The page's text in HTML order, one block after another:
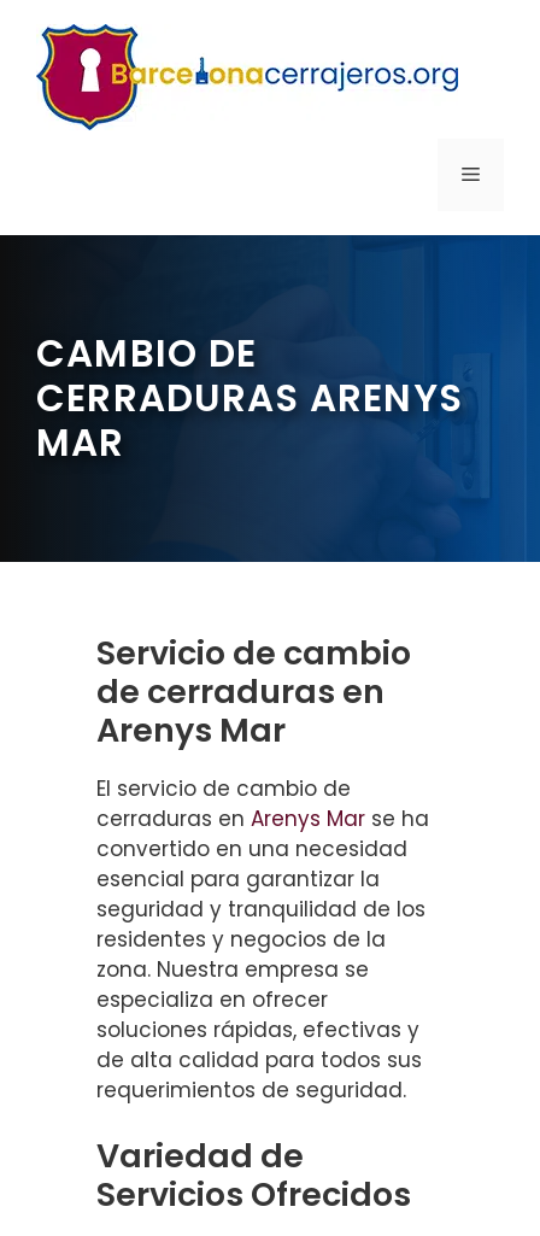
contenido
MENÚ
CAMBIO DE
CERRADURAS ARENYS
MAR
Servicio de cambio
de cerraduras en
Arenys Mar
El servicio de cambio de
cerraduras en Arenys Mar se ha
convertido en una necesidad
esencial para garantizar la
seguridad y tranquilidad de los
residentes y negocios de la
zona. Nuestra empresa se
especializa en ofrecer
soluciones rápidas, efectivas y
de alta calidad para todos sus
requerimientos de seguridad.
Variedad de
Servicios Ofrecidos